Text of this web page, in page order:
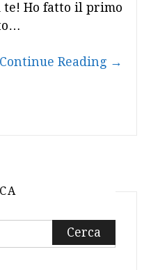
te! Ho fatto il primo
Continue Reading →